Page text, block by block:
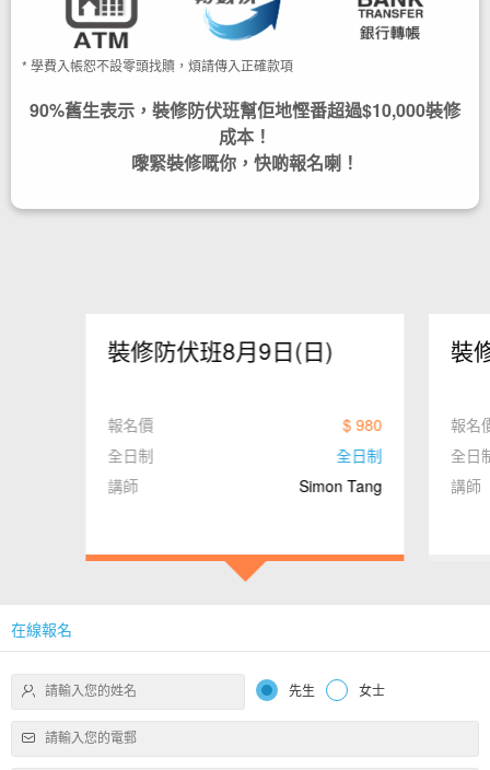
* 學費入帳恕不設零頭找贖，煩請傳入正確款項
90%舊生表示，裝修防伏班幫佢地慳番超過$10,000裝修
成本！
嚟緊裝修嘅你，快啲報名喇！
裝修防伏班8月9日(日)
報名價
$ 980
全日制
全日制
講師
Simon Tang
裝
報名
全日
講師
在線報名
先生 女士